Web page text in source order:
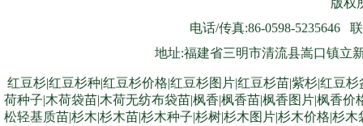
版权
电话/传真:86-0598-5235646
地址:福建省三明市清流县嵩口镇立
红豆杉|红豆杉种|红豆杉价格|红豆杉图片|红豆杉苗|紫杉|红豆
荷种子|木荷袋苗|木荷无纺布袋苗|枫香|枫香苗|枫香图片|枫香
松轻基质苗|杉木|杉木苗|杉木种子|杉树|杉木图片|杉木价格|杉